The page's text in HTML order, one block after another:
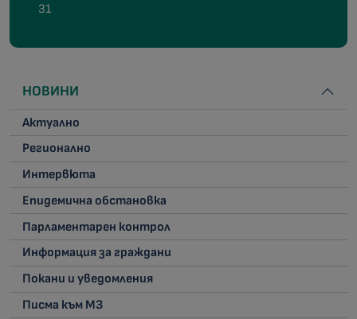
31
НОВИНИ
Актуално
Регионално
Интервюта
Епидемична обстановка
Парламентарен контрол
Информация за граждани
Покани и уведомления
Писма към МЗ